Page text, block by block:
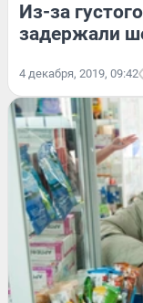
Из-за
задержали
4 декабря, 2019, 09:42